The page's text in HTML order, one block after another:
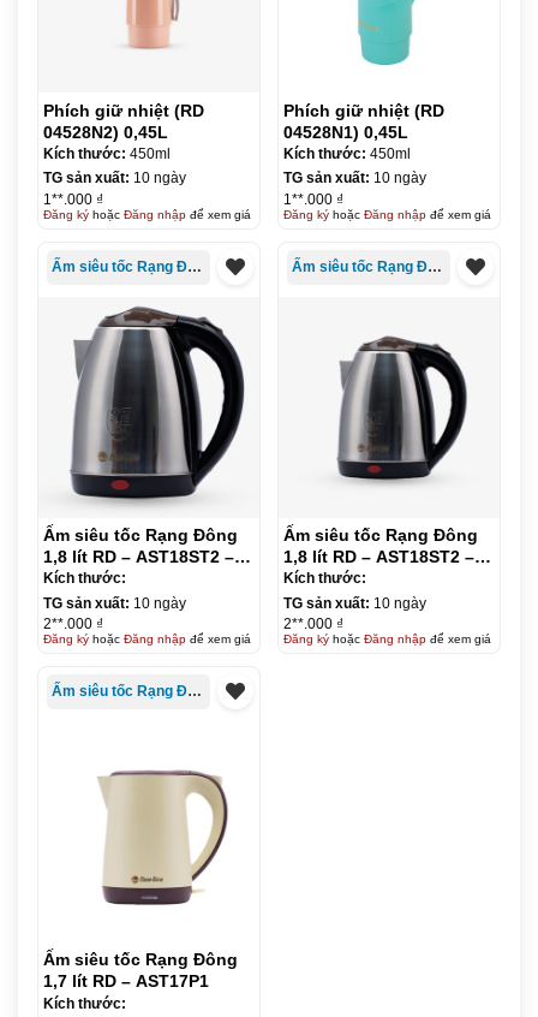
Phích giữ nhiệt (RD
04528N2) 0,45L
Kích thước: 450ml
TG sản xuất: 10 ngày
1**.000 ₫
Đăng kýhoặc Đăng nhậpđể xem giá
Phích giữ nhiệt (RD
04528N1) 0,45L
Kích thước: 450ml
TG sản xuất: 10 ngày
1**.000 ₫
Đăng kýhoặc Đăng nhậpđể xem giá
Ấm siêu tốc Rạng Đông
Ấm siêu tốc Rạng Đông
1,8 lít RD – AST18ST2 –
nắp đen
Kích thước:
TG sản xuất: 10 ngày
2**.000 ₫
Đăng kýhoặc Đăng nhậpđể xem giá
Ấm siêu tốc Rạng Đông
Ấm siêu tốc Rạng Đông
1,8 lít RD – AST18ST2 –
nắp nâu
Kích thước:
TG sản xuất: 10 ngày
2**.000 ₫
Đăng kýhoặc Đăng nhậpđể xem giá
Ấm siêu tốc Rạng Đông
Ấm siêu tốc Rạng Đông
1,7 lít RD – AST17P1
Kích thước: